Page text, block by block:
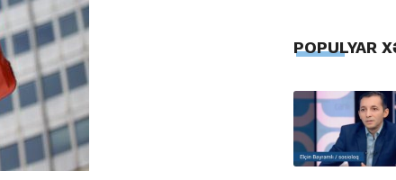
POPULYAR